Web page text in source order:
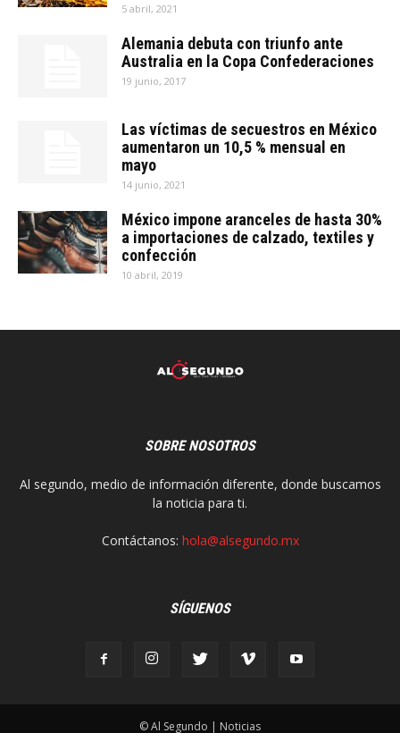
5 abril, 2021
Alemania debuta con triunfo ante
Australia en la Copa Confederaciones
19 junio, 2017
Las víctimas de secuestros en México
aumentaron un 10,5 % mensual en
mayo
14 junio, 2021
México impone aranceles de hasta 30%
a importaciones de calzado, textiles y
confección
10 abril, 2019
SOBRE NOSOTROS
Al segundo, medio de información diferente, donde buscamos
la noticia para ti.
Contáctanos: hola@alsegundo.mx
SÍGUENOS
© Al Segundo | Noticias